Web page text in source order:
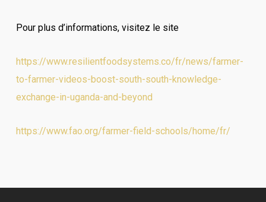
Pour plus d’informations, visitez le site
https://www.resilientfoodsystems.co/fr/news/farmer-
to-farmer-videos-boost-south-south-knowledge-
exchange-in-uganda-and-beyond
https://www.fao.org/farmer-field-schools/home/fr/